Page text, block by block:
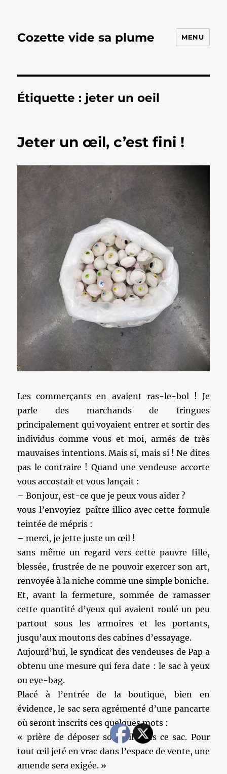
Cozette vide sa plume MENU
Étiquette : jeter un oeil
Jeter un œil, c’est fini !
Les commerçants en avaient ras-le-bol ! Je
parle des marchands de fringues
principalement qui voyaient entrer et sortir des
individus comme vous et moi, armés de très
mauvaises intentions. Mais si, mais si ! Ne dites
pas le contraire ! Quand une vendeuse accorte
vous accostait et vous lançait :
– Bonjour, est-ce que je peux vous aider ?
vous l’envoyiez paître illico avec cette formule
teintée de mépris :
– merci, je jette juste un œil !
sans même un regard vers cette pauvre fille,
blessée, frustrée de ne pouvoir exercer son art,
renvoyée à la niche comme une simple boniche.
Et, avant la fermeture, sommée de ramasser
cette quantité d’yeux qui avaient roulé un peu
partout sous les armoires et les portants,
jusqu’aux moutons des cabines d’essayage.
Aujourd’hui, le syndicat des vendeuses de Pap a
obtenu une mesure qui fera date : le sac à yeux
ou eye-bag.
Placé à l’entrée de la boutique, bien en
évidence, le sac sera agrémenté d’une pancarte
où seront inscrits ces quelques mots :
« prière de déposer son œil dans ce sac. Pour
tout œil jeté en vrac dans l’espace de vente, une
amende sera exigée. »